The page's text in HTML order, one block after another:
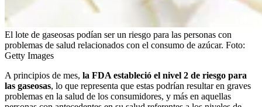
El lote de gaseosas podían ser un riesgo para las personas con
problemas de salud relacionados con el consumo de azúcar. Foto:
Getty Images
A principios de mes, la FDA estableció el nivel 2 de riesgo para
las gaseosas, lo que representa que estas podrían resultar en graves
problemas en la salud de los consumidores, y más en aquellas